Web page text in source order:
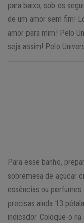
para baixo, sob os
de um amor sem fim!
amor para mim! Pelo
seja assim! Pelo
Para esse banho,
sobremesa de açúcar
essências ou
precisas ainda 13
indicador. Coloque-o na